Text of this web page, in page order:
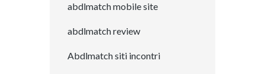
abdlmatch mobile site
abdlmatch review
Abdlmatch siti incontri